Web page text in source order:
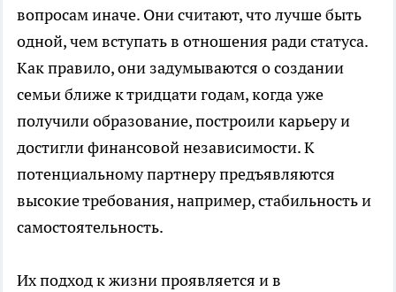
вопросам иначе. Они считают, что лучше быть
одной, чем вступать в отношения ради статуса.
Как правило, они задумываются о создании
семьи ближе к тридцати годам, когда уже
получили образование, построили карьеру и
достигли финансовой независимости. К
потенциальному партнеру предъявляются
высокие требования, например, стабильность и
самостоятельность.
Их подход к жизни проявляется и в